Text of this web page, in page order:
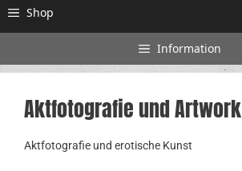
Shop
Information
Aktfotografie und Artwork
Aktfotografie und erotische Kunst